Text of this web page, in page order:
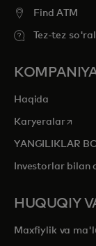
Find ATM
Tez-tez
Haqida
Karyeralaropens
YANGILIKLAR
Investorlar bilan
HUQUQIY
Maxfiylik va